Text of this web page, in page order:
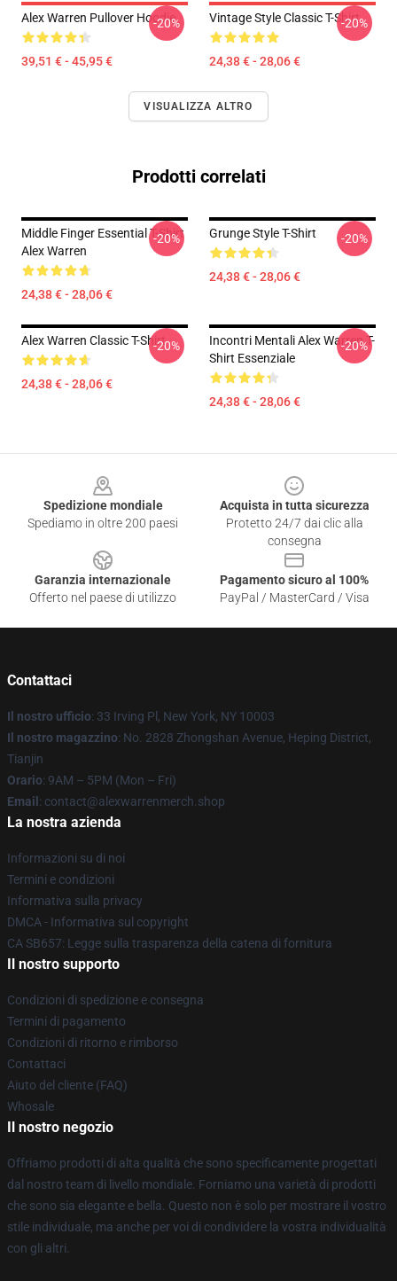
Alex Warren Pullover Hoodie
39,51 € - 45,95 €
-20% Vintage Style Classic T-Shirt
24,38 € - 28,06 €
-20%
VISUALIZZA ALTRO
Prodotti correlati
Middle Finger Essential T-Shirt
Alex Warren
24,38 € - 28,06 €
-20% Grunge Style T-Shirt
24,38 € - 28,06 €
-20%
Alex Warren Classic T-Shirt
24,38 € - 28,06 €
-20%
Incontri Mentali Alex Warren T-
Shirt Essenziale
24,38 € - 28,06 €
-20%
Spedizione mondiale
Spediamo in oltre 200 paesi
Acquista in tutta sicurezza
Protetto 24/7 dai clic alla
consegna
Garanzia internazionale
Offerto nel paese di utilizzo
Pagamento sicuro al 100%
PayPal / MasterCard / Visa
Contattaci
Il nostro ufficio: 33 Irving Pl, New York, NY 10003
Il nostro magazzino: No. 2828 Zhongshan Avenue, Heping District,
Tianjin
Orario: 9AM – 5PM (Mon – Fri)
Email : contact@alexwarrenmerch.shop
La nostra azienda
Informazioni su di noi
Termini e condizioni
Informativa sulla privacy
DMCA - Informativa sul copyright
CA SB657: Legge sulla trasparenza della catena di fornitura
Il nostro supporto
Condizioni di spedizione e consegna
Termini di pagamento
Condizioni di ritorno e rimborso
Contattaci
Aiuto del cliente (FAQ)
Whosale
Il nostro negozio
Offriamo prodotti di alta qualità che sono specificamente progettati
dal nostro team di livello mondiale. Forniamo una varietà di prodotti
che sono sia elegante e bella. Questo non è solo per mostrare il vostro
stile individuale, ma anche per voi di condividere la vostra individualità
con gli altri.